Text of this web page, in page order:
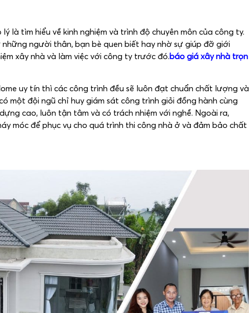
là tìm hiểu về kinh nghiệm và trình độ chuyên môn của công ty.
người thân, bạn bè quen biết hay nhờ sự giúp đỡ giới
xây nhà và làm việc với công ty trước đó.báo giá xây nhà trọn
uy tín thì các công trình đều sẽ luôn đạt chuẩn chất lượng và
một đội ngũ chỉ huy giám sát công trình giỏi đồng hành cùng
cao, luôn tận tâm và có trách nhiệm với nghề. Ngoài ra,
móc để phục vụ cho quá trình thi công nhà ở và đảm bảo chất